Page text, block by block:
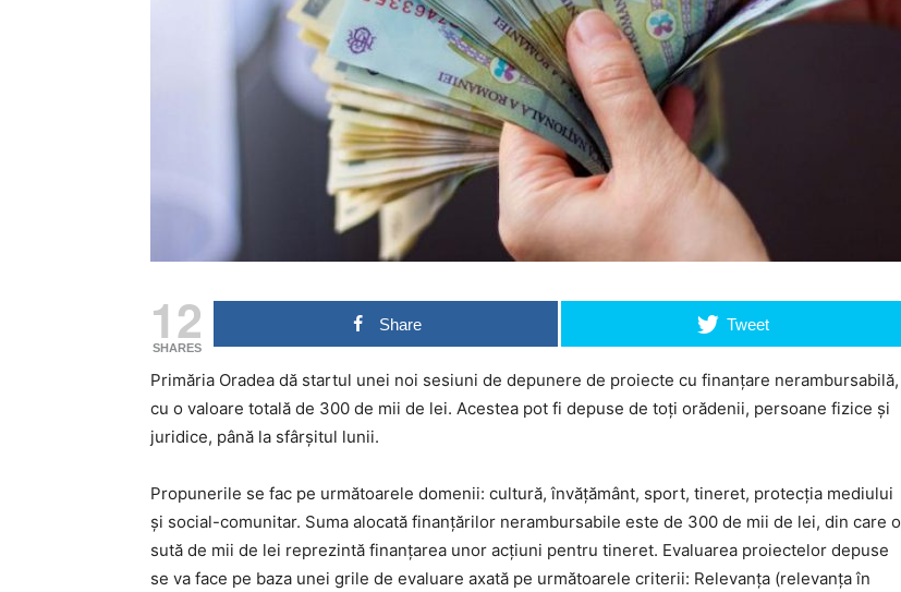
12
SHARES
Share Tweet
Primăria Oradea dă startul unei noi sesiuni de depunere de proiecte cu finanțare nerambursabilă,
cu o valoare totală de 300 de mii de lei. Acestea pot fi depuse de toți orădenii, persoane fizice și
juridice, până la sfârșitul lunii.
Propunerile se fac pe următoarele domenii: cultură, învățământ, sport, tineret, protecția mediului
și social-comunitar. Suma alocată finanțărilor nerambursabile este de 300 de mii de lei, din care o
sută de mii de lei reprezintă finanțarea unor acțiuni pentru tineret. Evaluarea proiectelor depuse
se va face pe baza unei grile de evaluare axată pe următoarele criterii: Relevanța (relevanța în